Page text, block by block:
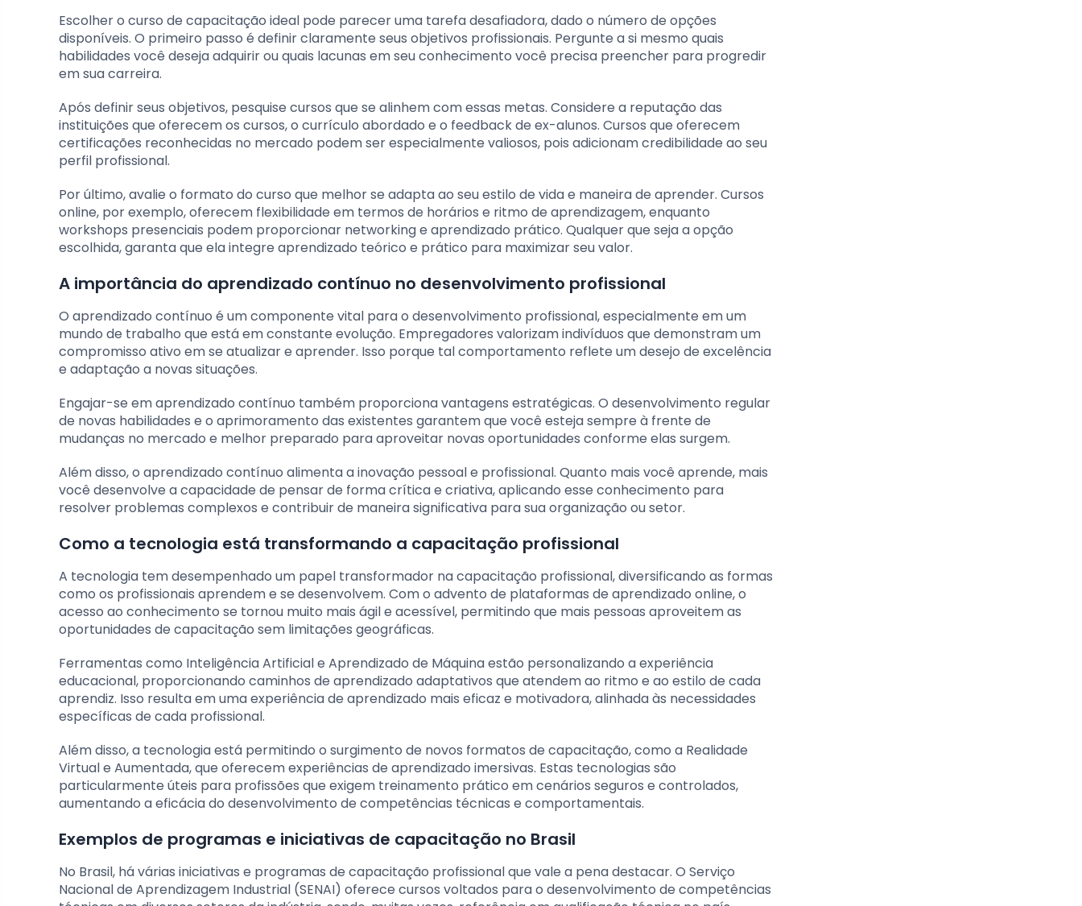
Escolher o curso de capacitação ideal pode parecer uma tarefa desafiadora, dado o número de opções
disponíveis. O primeiro passo é definir claramente seus objetivos profissionais. Pergunte a si mesmo quais
habilidades você deseja adquirir ou quais lacunas em seu conhecimento você precisa preencher para progredir
em sua carreira.
Após definir seus objetivos, pesquise cursos que se alinhem com essas metas. Considere a reputação das
instituições que oferecem os cursos, o currículo abordado e o feedback de ex-alunos. Cursos que oferecem
certificações reconhecidas no mercado podem ser especialmente valiosos, pois adicionam credibilidade ao seu
perfil profissional.
Por último, avalie o formato do curso que melhor se adapta ao seu estilo de vida e maneira de aprender. Cursos
online, por exemplo, oferecem flexibilidade em termos de horários e ritmo de aprendizagem, enquanto
workshops presenciais podem proporcionar networking e aprendizado prático. Qualquer que seja a opção
escolhida, garanta que ela integre aprendizado teórico e prático para maximizar seu valor.
A importância do aprendizado contínuo no desenvolvimento profissional
O aprendizado contínuo é um componente vital para o desenvolvimento profissional, especialmente em um
mundo de trabalho que está em constante evolução. Empregadores valorizam indivíduos que demonstram um
compromisso ativo em se atualizar e aprender. Isso porque tal comportamento reflete um desejo de excelência
e adaptação a novas situações.
Engajar-se em aprendizado contínuo também proporciona vantagens estratégicas. O desenvolvimento regular
de novas habilidades e o aprimoramento das existentes garantem que você esteja sempre à frente de
mudanças no mercado e melhor preparado para aproveitar novas oportunidades conforme elas surgem.
Além disso, o aprendizado contínuo alimenta a inovação pessoal e profissional. Quanto mais você aprende, mais
você desenvolve a capacidade de pensar de forma crítica e criativa, aplicando esse conhecimento para
resolver problemas complexos e contribuir de maneira significativa para sua organização ou setor.
Como a tecnologia está transformando a capacitação profissional
A tecnologia tem desempenhado um papel transformador na capacitação profissional, diversificando as formas
como os profissionais aprendem e se desenvolvem. Com o advento de plataformas de aprendizado online, o
acesso ao conhecimento se tornou muito mais ágil e acessível, permitindo que mais pessoas aproveitem as
oportunidades de capacitação sem limitações geográficas.
Ferramentas como Inteligência Artificial e Aprendizado de Máquina estão personalizando a experiência
educacional, proporcionando caminhos de aprendizado adaptativos que atendem ao ritmo e ao estilo de cada
aprendiz. Isso resulta em uma experiência de aprendizado mais eficaz e motivadora, alinhada às necessidades
específicas de cada profissional.
Além disso, a tecnologia está permitindo o surgimento de novos formatos de capacitação, como a Realidade
Virtual e Aumentada, que oferecem experiências de aprendizado imersivas. Estas tecnologias são
particularmente úteis para profissões que exigem treinamento prático em cenários seguros e controlados,
aumentando a eficácia do desenvolvimento de competências técnicas e comportamentais.
Exemplos de programas e iniciativas de capacitação no Brasil
No Brasil, há várias iniciativas e programas de capacitação profissional que vale a pena destacar. O Serviço
Nacional de Aprendizagem Industrial (SENAI) oferece cursos voltados para o desenvolvimento de competências